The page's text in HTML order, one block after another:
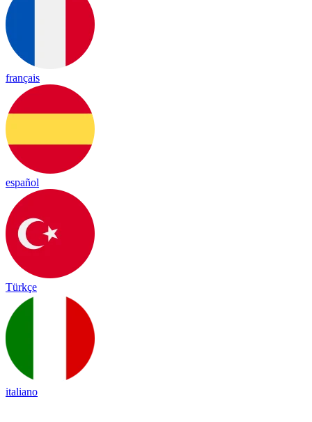
français
español
Türkçe
italiano